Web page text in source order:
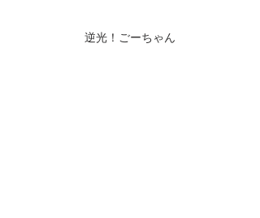
逆光！ごーちゃん